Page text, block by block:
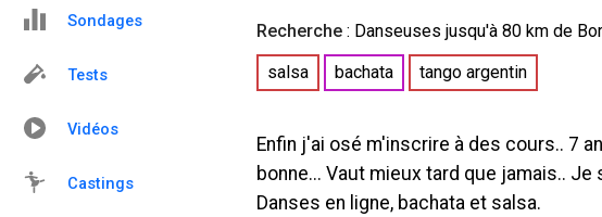
Sondages
Tests
Vidéos
Castings
Recherche : Danseuses jusqu'à 80 km de
salsa
bachata tango argentin
Enfin j'ai osé m'inscrire à des cours.. 7
bonne... Vaut mieux tard que jamais..
Danses en ligne, bachata et salsa.